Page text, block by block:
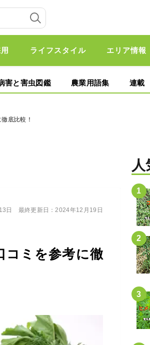
ライフスタイル エリア情報
害と害虫図鑑 農業用語集 連載
底比較！
コミを参考に徹
日 最終更新日：2024年12月19日